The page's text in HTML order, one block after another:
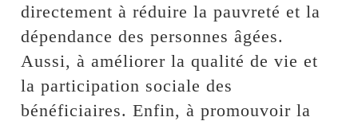
directement à réduire la pauvreté et la
dépendance des personnes âgées.
Aussi, à améliorer la qualité de vie et
la participation sociale des
bénéficiaires. Enfin, à promouvoir la